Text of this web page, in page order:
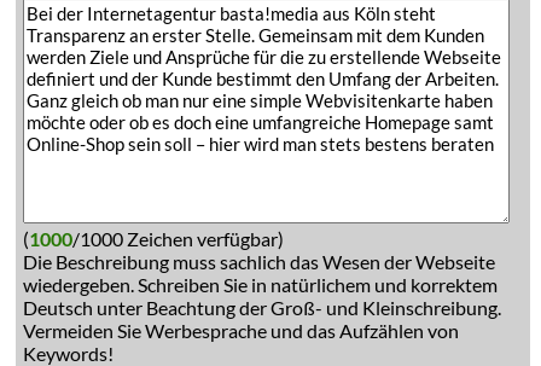
(1000/1000 Zeichen verfügbar)
Die Beschreibung muss sachlich das Wesen der Webseite
wiedergeben. Schreiben Sie in natürlichem und korrektem
Deutsch unter Beachtung der Groß- und Kleinschreibung.
Vermeiden Sie Werbesprache und das Aufzählen von
Keywords!